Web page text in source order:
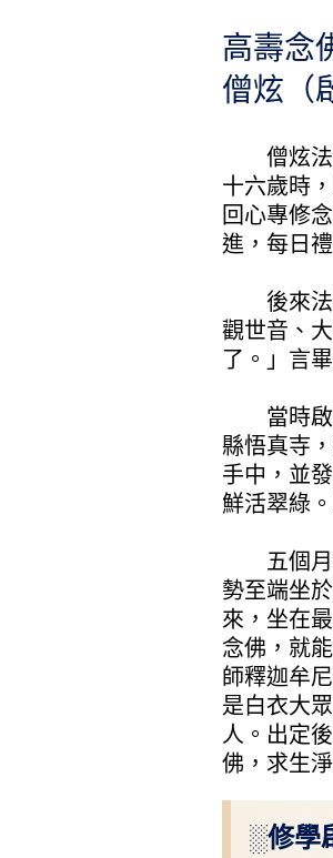
高壽念
僧炫（
僧炫法
十六歲時
回心專修
進，每日
後來法
觀世音、
了。」言
當時啟
縣悟真寺
手中，並
鮮活翠綠
五個月
勢至端坐
來，坐在
念佛，就
師釋迦牟
是白衣大
人。出定
佛，求生淨
░修學